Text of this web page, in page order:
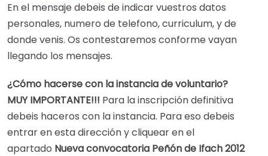
En el mensaje debeis de indicar vuestros datos
personales, numero de telefono, curriculum, y de
donde venis. Os contestaremos conforme vayan
llegando los mensajes.
¿Cómo hacerse con la instancia de voluntario?
MUY IMPORTANTE!!! Para la inscripción definitiva
debeis haceros con la instancia. Para eso debeis
entrar en esta dirección y cliquear en el
apartado Nueva convocatoria Peñón de Ifach 2012